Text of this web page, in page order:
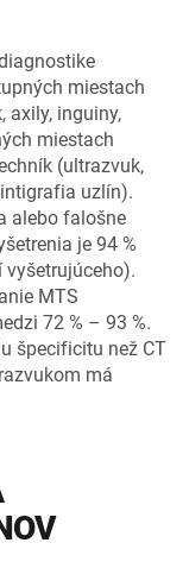
miestach
axily, inguiny,
miestach
(ultrazvuk,
uzlín).
alebo falošne
je 94 %
MTS
72 % – 93 %.
špecificitu než CT
má